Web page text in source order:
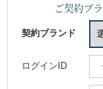
ご契約ブ
契約ブランド
ログインID